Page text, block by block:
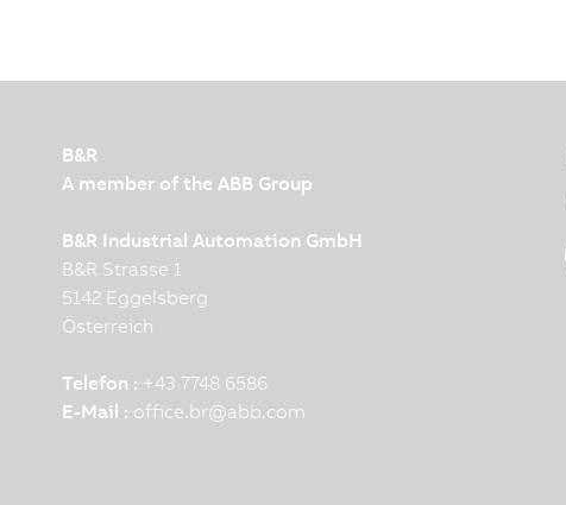
B&R
A member of the ABB Group
B&R Industrial Automation GmbH
B&R Strasse 1
5142 Eggelsberg
Österreich
Telefon : +43 7748 6586
E-Mail : office.br@abb.com